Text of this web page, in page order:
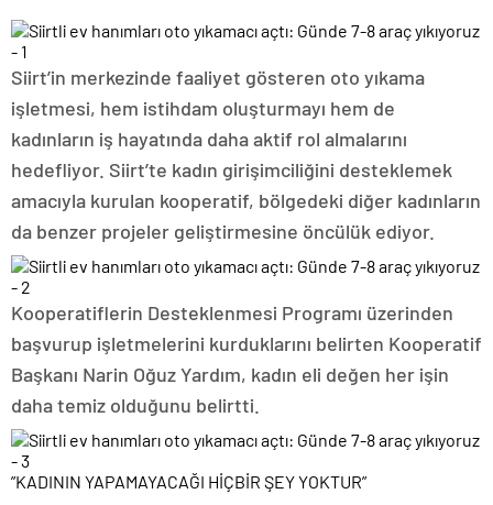
Siirt’in merkezinde faaliyet gösteren oto yıkama
işletmesi, hem istihdam oluşturmayı hem de
kadınların iş hayatında daha aktif rol almalarını
hedefliyor. Siirt’te kadın girişimciliğini desteklemek
amacıyla kurulan kooperatif, bölgedeki diğer kadınların
da benzer projeler geliştirmesine öncülük ediyor.
Kooperatiflerin Desteklenmesi Programı üzerinden
başvurup işletmelerini kurduklarını belirten Kooperatif
Başkanı Narin Oğuz Yardım, kadın eli değen her işin
daha temiz olduğunu belirtti.
”KADININ YAPAMAYACAĞI HİÇBİR ŞEY YOKTUR”